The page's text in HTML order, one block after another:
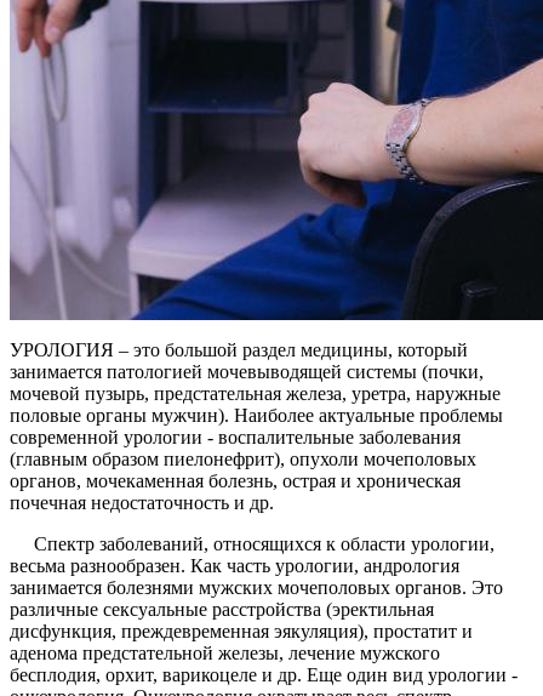
УРОЛОГИЯ – это большой раздел медицины, который
занимается патологией мочевыводящей системы (почки,
мочевой пузырь, предстательная железа, уретра, наружные
половые органы мужчин). Наиболее актуальные проблемы
современной урологии - воспалительные заболевания
(главным образом пиелонефрит), опухоли мочеполовых
органов, мочекаменная болезнь, острая и хроническая
почечная недостаточность и др.
Спектр заболеваний, относящихся к области урологии,
весьма разнообразен. Как часть урологии, андрология
занимается болезнями мужских мочеполовых органов. Это
различные сексуальные расстройства (эректильная
дисфункция, преждевременная эякуляция), простатит и
аденома предстательной железы, лечение мужского
бесплодия, орхит, варикоцеле и др. Еще один вид урологии -